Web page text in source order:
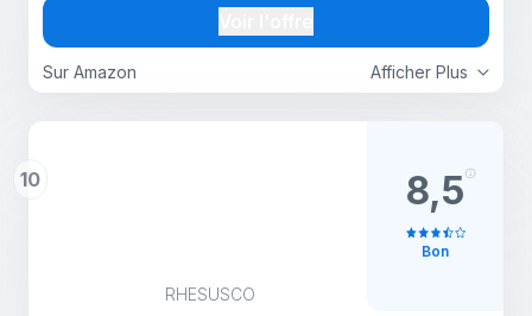
Afficher Plus
Sur Amazon
000 jeux classiques, carte TF 64 Go, système Linux
10
RHESUSCO
8,5
Bon